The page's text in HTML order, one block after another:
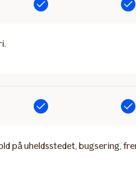
Inkluderet
Inkluderet
uheldsstedet, bugsering,